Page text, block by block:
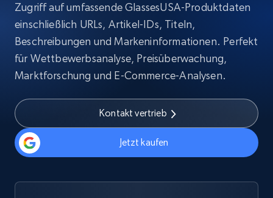
Zugriff auf umfassende GlassesUSA-Produktdaten
einschließlich URLs, Artikel-IDs, Titeln,
Beschreibungen und Markeninformationen. Perfekt
für Wettbewerbsanalyse, Preisüberwachung,
Marktforschung und E-Commerce-Analysen.
Kontakt vertrieb
Jetzt kaufen